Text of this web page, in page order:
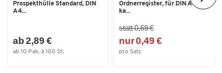
Prospekthülle Standard, DIN
A4...
ab 2,89 €
ab 10 Pak. à 100 St.
Ordnerregister, für DIN A4,
ka...
statt 0,69 €
nur 0,49 €
pro Satz